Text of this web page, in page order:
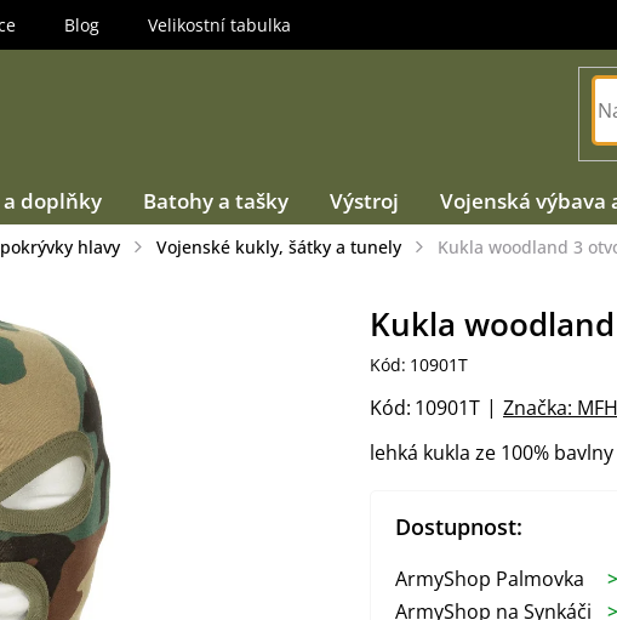
Blog Velikostní tabulka
a doplňky Batohy a tašky Výstroj Vojenská výbava
hlavy Vojenské kukly, šátky a tunely Kukla woodland 3
lehká kukla ze 100% bavlny
Kukla
Kód: 10901T
Značka: MFH
Kód: 10901T
Dostupnost:
ArmyShop Palmovka
ArmyShop na Synkáči